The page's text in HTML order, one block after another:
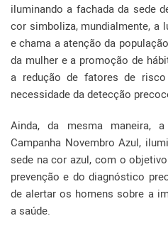
iluminando a fachada da sede
cor simboliza, mundialmente, a
e chama a atenção da
da mulher e a promoção de
a redução de fatores de
necessidade da detecção
Ainda, da mesma maneira,
Campanha Novembro Azul,
sede na cor azul, com o
prevenção e do diagnóstico
de alertar os homens sobre a
a saúde.